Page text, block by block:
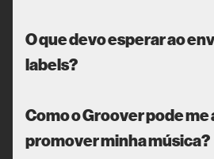
O que devo esperar ao
labels?
Como o Groover pode me
promover minha música?